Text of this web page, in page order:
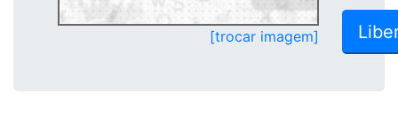
[trocar imagem]